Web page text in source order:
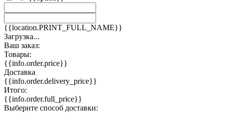
{{location.PRINT_FULL_NAME}}
Загрузка...
Ваш заказ:
Товары:
{{info.order.price}}
Доставка
{{info.order.delivery_price}}
Итого:
{{info.order.full_price}}
Выберите способ доставки: